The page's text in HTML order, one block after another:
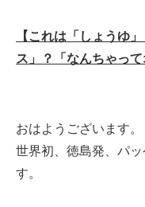
【これは「しょうゆ
ス」？「なんちゃっ
おはようございます。
世界初、徳島発、パ
す。